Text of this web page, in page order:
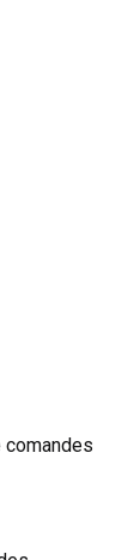
comandes